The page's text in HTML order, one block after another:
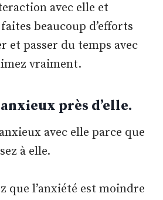
avec elle et
beaucoup d’efforts
et passer du temps avec
vraiment.
près d’elle.
avec elle parce que
à elle.
que l’anxiété est moindre